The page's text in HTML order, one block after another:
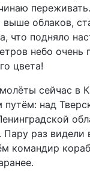
выше облаков,
что подняло
небо очень
цвета!
сейчас в
над
раз видели
командир